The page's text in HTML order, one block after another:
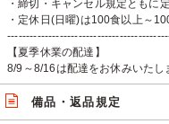
・締切・キャンセル規定ともに
・定休日(日曜)は100食以上～
【夏季休業の配達】
8/9～8/16は配達をお休みいたし
備品・返品規定